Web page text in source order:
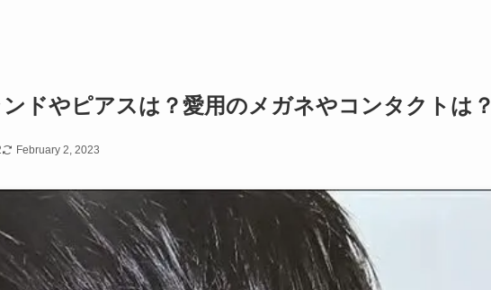
ドやピアスは？愛用のメガネやコンタクトは？
February 2, 2023